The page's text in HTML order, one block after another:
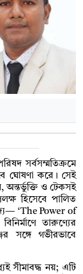
সর্বসম্মতিক্রমে
ঘোষণা করে। সেই
অন্তর্ভুক্তি ও টেকসই
হিসেবে পালিত
‘The Power of
তারুণ্যের
সঙ্গে গভীরভাবে
সীমাবদ্ধ নয়; এটি